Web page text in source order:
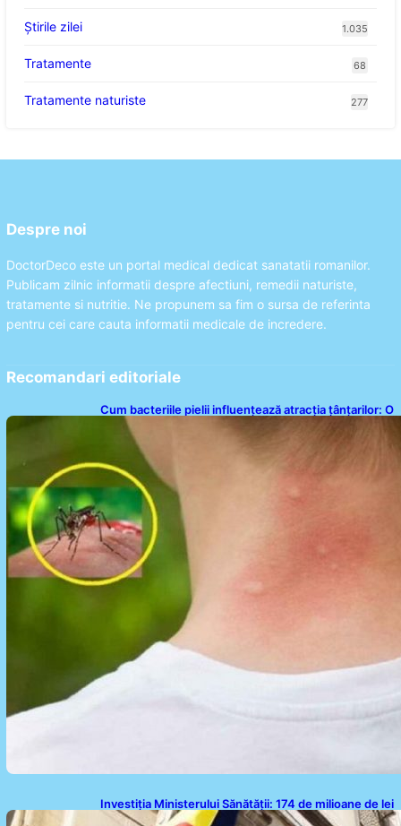
Știrile zilei 1.035
Tratamente 68
Tratamente naturiste 277
Despre noi
DoctorDeco este un portal medical dedicat sanatatii romanilor.
Publicam zilnic informatii despre afectiuni, remedii naturiste,
tratamente si nutritie. Ne propunem sa fim o sursa de referinta
pentru cei care cauta informatii medicale de incredere.
Recomandari editoriale
Cum bacteriile pielii influențează atracția țânțarilor: O
nouă viziune asupra alegerii victimelor
Investiția Ministerului Sănătății: 174 de milioane de lei
pentru modernizarea sistemului sanitar din România